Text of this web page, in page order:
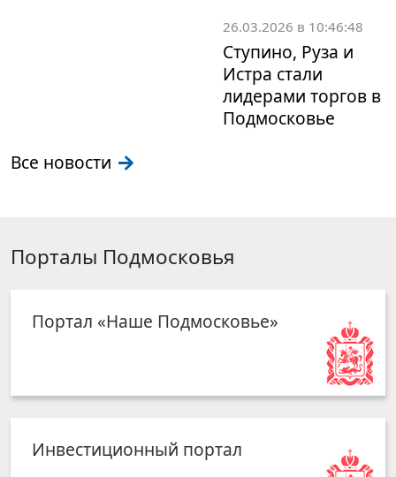
26.03.2026 в 10:46:48
Ступино, Руза и
Истра стали
лидерами торгов в
Подмосковье
Все новости
Порталы Подмосковья
Портал «Наше Подмосковье»
Инвестиционный портал